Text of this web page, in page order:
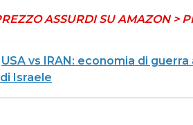
ASSURDI SU AMAZON >
USA vs IRAN: economia di
Israele